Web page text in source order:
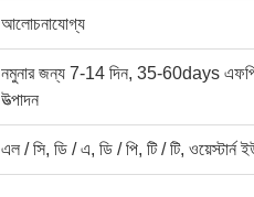
আলোচনাযোগ্য
নমুনার জন্য 7-14 দিন, 35-60days
উত্পাদন
এল / সি, ডি / এ, ডি / পি, টি / টি, ওয়েস্টার্ন